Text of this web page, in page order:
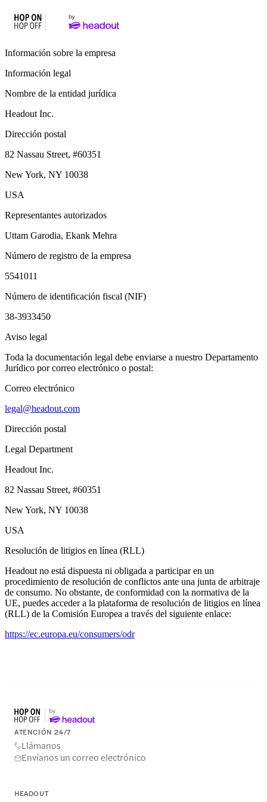
Información sobre la empresa
Información legal
Nombre de la entidad jurídica
Headout Inc.
Dirección postal
82 Nassau Street, #60351
New York, NY 10038
USA
Representantes autorizados
Uttam Garodia, Ekank Mehra
Número de registro de la empresa
5541011
Número de identificación fiscal (NIF)
38-3933450
Aviso legal
Toda la documentación legal debe enviarse a nuestro Departamento
Jurídico por correo electrónico o postal:
Correo electrónico
legal@headout.com
Dirección postal
Legal Department
Headout Inc.
82 Nassau Street, #60351
New York, NY 10038
USA
Resolución de litigios en línea (RLL)
Headout no está dispuesta ni obligada a participar en un
procedimiento de resolución de conflictos ante una junta de arbitraje
de consumo. No obstante, de conformidad con la normativa de la
UE, puedes acceder a la plataforma de resolución de litigios en línea
(RLL) de la Comisión Europea a través del siguiente enlace:
https://ec.europa.eu/consumers/odr
ATENCIÓN 24/7
Llámanos
Envíanos un correo electrónico
HEADOUT